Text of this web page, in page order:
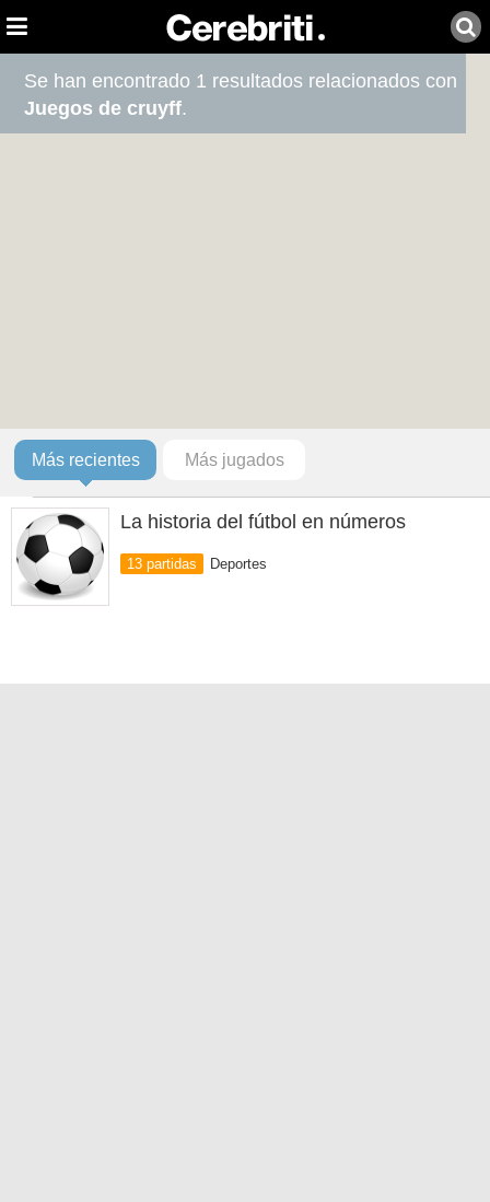
Se han encontrado 1 resultados relacionados con
Juegos de cruyff.
Más recientes Más jugados
La historia del fútbol en números
13 partidas Deportes